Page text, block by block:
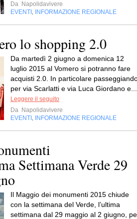
Da Napolidavivere
EVENTI
INFORMAZIONE REGIONALE
lo shopping 2.0
Da martedì 2 giugno a domenica 12
luglio 2015 al Vomero si potranno fare
acquisti 2.0. In particolare
per via Scarlatti e via Luca Giordano e...
Leggere il seguito
Da Napolidavivere
EVENTI
INFORMAZIONE REGIONALE
Settimana Verde 29
Il Maggio dei monumenti 2015 chiude
con la settimana del Verde, l’ultima
settimana dal 29 maggio al 2 giugno,